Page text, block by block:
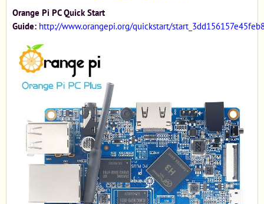
Orange Pi PC Quick Start
Guide: http://www.orangepi.org/quickstart/